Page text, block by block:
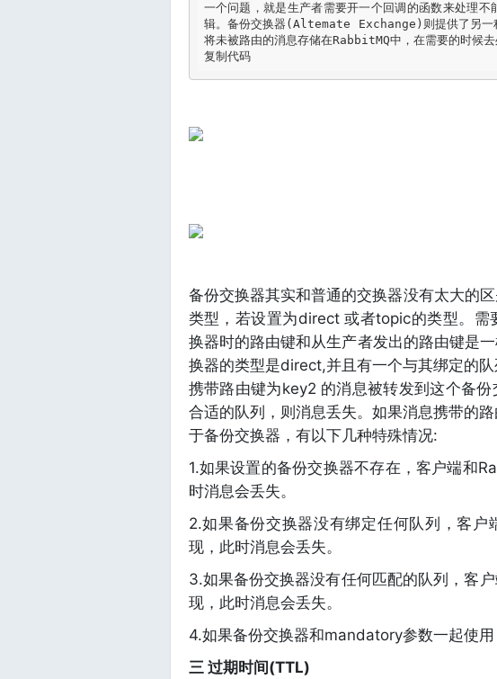
一个问题，就是生产者需要开一个回调的函数来处理
辑。备份交换器(Altemate Exchange)则提供了另一
将未被路由的消息存储在RabbitMQ中，在需要的时候
复制代码
备份交换器其实和普通的交换器没有太大的
类型，若设置为direct 或者topic的类型。需
换器时的路由键和从生产者发出的路由键是
换器的类型是direct,并且有一个与其绑定的
携带路由键为key2 的消息被转发到这个备
合适的队列，则消息丢失。如果消息携带的
于备份交换器，有以下几种特殊情况:
1.如果设置的备份交换器不存在，客户端和
时消息会丢失。
2.如果备份交换器没有绑定任何队列，客
现，此时消息会丢失。
3.如果备份交换器没有任何匹配的队列，客
现，此时消息会丢失。
4.如果备份交换器和mandatory参数一起使
三 过期时间(TTL)